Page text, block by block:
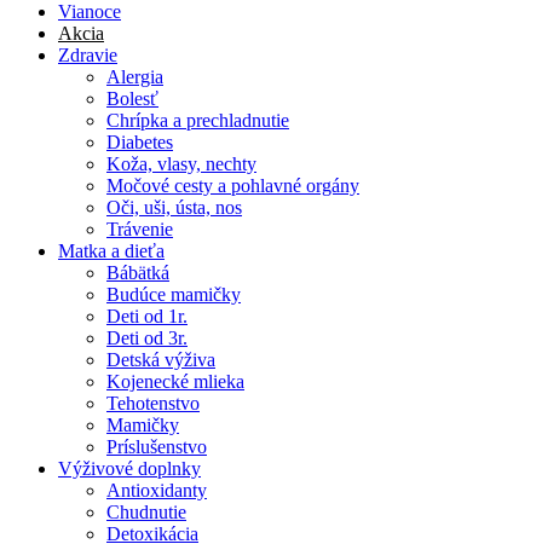
Vianoce
Akcia
Zdravie
Alergia
Bolesť
Chrípka a prechladnutie
Diabetes
Koža, vlasy, nechty
Močové cesty a pohlavné orgány
Oči, uši, ústa, nos
Trávenie
Matka a dieťa
Bábätká
Budúce mamičky
Deti od 1r.
Deti od 3r.
Detská výživa
Kojenecké mlieka
Tehotenstvo
Mamičky
Príslušenstvo
Výživové doplnky
Antioxidanty
Chudnutie
Detoxikácia